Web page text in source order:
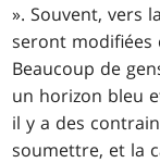
». Souvent, vers
seront modifiées
Beaucoup de
un horizon bleu
il y a des
soumettre, et la